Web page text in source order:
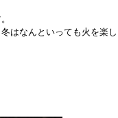
はなんといっても火を楽し